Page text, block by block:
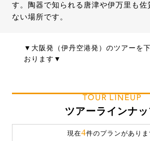
す。陶器で知られる唐津や伊万里も佐
ない場所です。
▼大阪発（伊丹空港発）のツアーを
おります▼
TOUR LINEUP
ツアーラインナ
現在4件のプランがありま